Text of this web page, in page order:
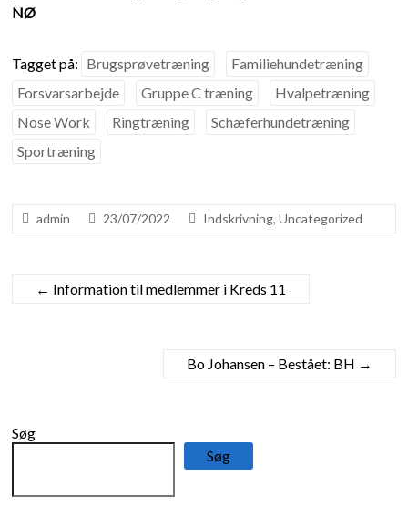
NØ
Tagget på: Brugsprøvetræning
Familiehundetræning
Forsvarsarbejde
Gruppe C træning
Hvalpetræning
Nose Work
Ringtræning
Schæferhundetræning
Sportræning
admin 23/07/2022 Indskrivning,Uncategorized
← Information til medlemmer i Kreds 11
Bo Johansen – Bestået: BH →
Søg
Søg